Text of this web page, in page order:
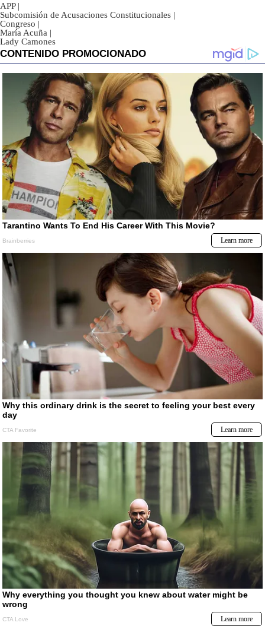
APP |
Subcomisión de Acusaciones Constitucionales |
Congreso |
María Acuña |
Lady Camones